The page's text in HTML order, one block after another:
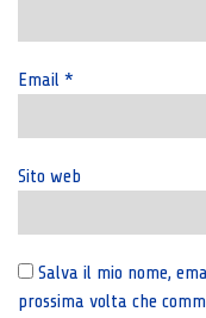
Email *
Sito web
Salva il mio nome,
prossima volta che